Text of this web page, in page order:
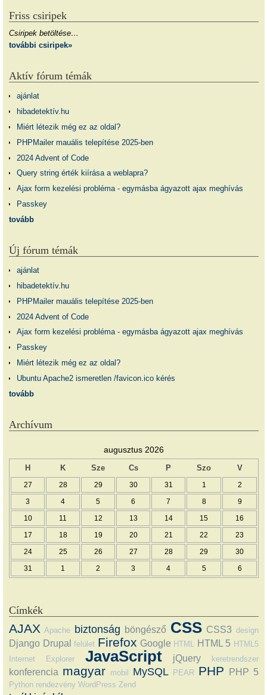
Friss csiripek
Csiripek betöltése…
további csiripek»
Aktív fórum témák
ajánlat
hibadetektív.hu
Miért létezik még ez az oldal?
PHPMailer mauális telepítése 2025-ben
2024 Advent of Code
Query string érték kiírása a weblapra?
Ajax form kezelési probléma - egymásba ágyazott ajax meghívás
Passkey
tovább
Új fórum témák
ajánlat
hibadetektív.hu
PHPMailer mauális telepítése 2025-ben
2024 Advent of Code
Ajax form kezelési probléma - egymásba ágyazott ajax meghívás
Passkey
Miért létezik még ez az oldal?
Ubuntu Apache2 ismeretlen /favicon.ico kérés
tovább
Archívum
augusztus 2026
H K Sze Cs P Szo V
27 28 29 30 31 1 2
3 4 5 6 7 8 9
10 11 12 13 14 15 16
17 18 19 20 21 22 23
24 25 26 27 28 29 30
31 1 2 3 4 5 6
Címkék
AJAX Apache biztonság böngésző CSS CSS3 design
Django Drupal felület Firefox Google HTML HTML 5 HTML5
Internet Explorer
JavaScript jQuery keretrendszer
konferencia magyar mobil MySQL PEAR PHP PHP 5
Python rendezvény WordPress Zend